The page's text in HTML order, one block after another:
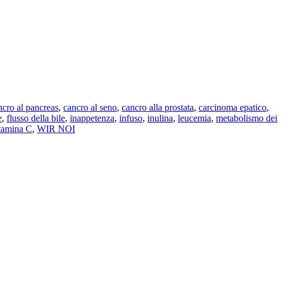
al pancreas, cancro al seno, cancro alla prostata, carcinoma epatico,
, flusso della bile, inappetenza, infuso, inulina, leucemia, metabolismo dei
C, WIR NOI